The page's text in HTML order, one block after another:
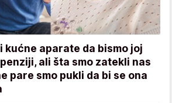
kućne aparate da bismo joj
ali šta smo zatekli nas
pare smo pukli da bi se ona